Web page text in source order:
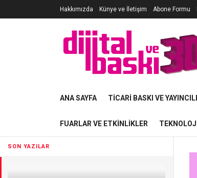
SON YAZILAR
Hakkımızda Künye ve İletişim Abone Formu
ANA SAYFA TICARI BASKI VE
FUARLAR VE ETKINLIKLER